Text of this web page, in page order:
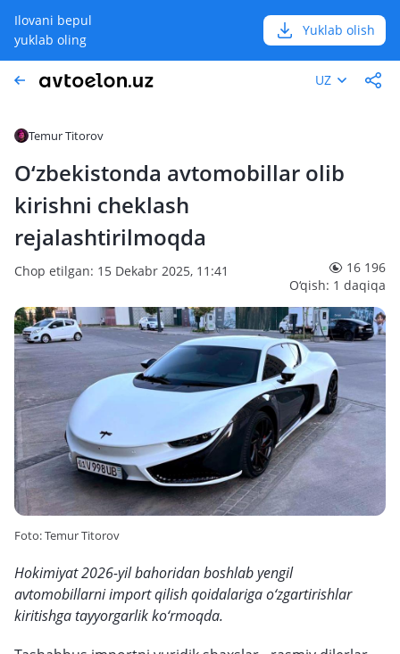
Ilovani bepul
yuklab oling
Yuklab olish
UZ
Temur Titorov
O‘zbekistonda avtomobillar olib
kirishni cheklash
rejalashtirilmoqda
Chop etilgan: 15 Dekabr 2025, 11:41
16 196
O‘qish: 1 daqiqa
Foto: Temur Titorov
Hokimiyat 2026-yil bahoridan boshlab yengil
avtomobillarni import qilish qoidalariga o‘zgartirishlar
kiritishga tayyorgarlik ko‘rmoqda.